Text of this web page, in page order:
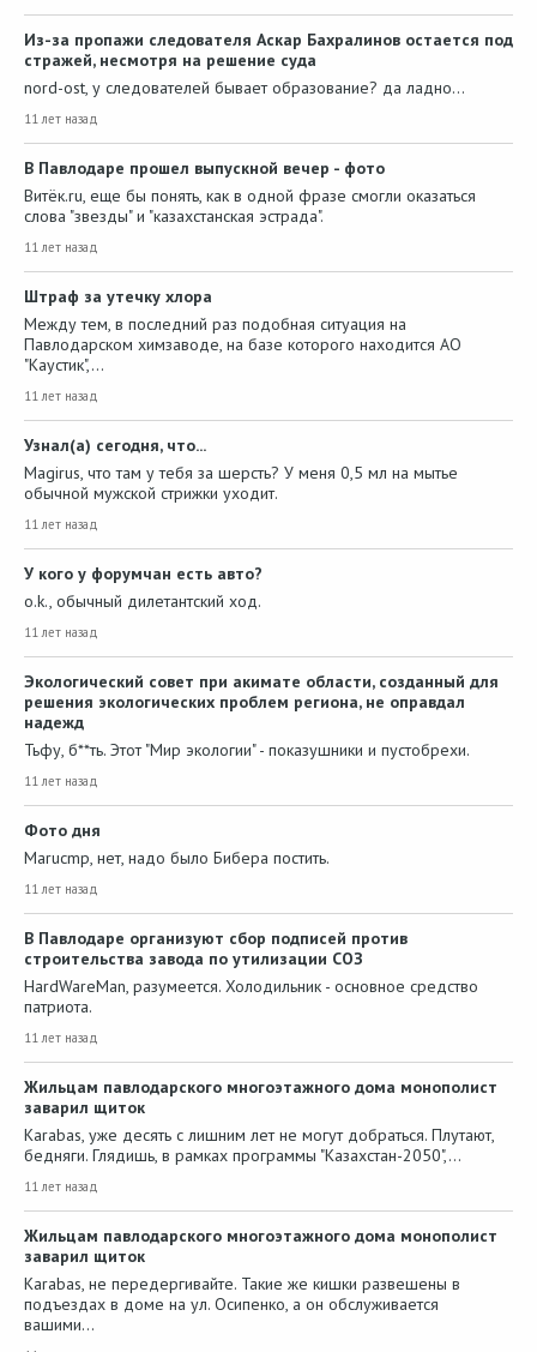
Из-за пропажи следователя Аскар Бахралинов остается под
стражей, несмотря на решение суда
nord-ost, у следователей бывает образование? да ладно...
11 лет назад
В Павлодаре прошел выпускной вечер - фото
Витёк.ru, еще бы понять, как в одной фразе смогли оказаться
слова "звезды" и "казахстанская эстрада".
11 лет назад
Штраф за утечку хлора
Между тем, в последний раз подобная ситуация на
Павлодарском химзаводе, на базе которого находится АО
"Каустик",…
11 лет назад
Узнал(а) сегодня, что...
Magirus, что там у тебя за шерсть? У меня 0,5 мл на мытье
обычной мужской стрижки уходит.
11 лет назад
У кого у форумчан есть авто?
o.k., обычный дилетантский ход.
11 лет назад
Экологический совет при акимате области, созданный для
решения экологических проблем региона, не оправдал
надежд
Тьфу, б**ть. Этот "Мир экологии" - показушники и пустобрехи.
11 лет назад
Фото дня
Marucmp, нет, надо было Бибера постить.
11 лет назад
В Павлодаре организуют сбор подписей против
строительства завода по утилизации СОЗ
HardWareMan, разумеется. Холодильник - основное средство
патриота.
11 лет назад
Жильцам павлодарского многоэтажного дома монополист
заварил щиток
Karabas, уже десять с лишним лет не могут добраться. Плутают,
бедняги. Глядишь, в рамках программы "Казахстан-2050",…
11 лет назад
Жильцам павлодарского многоэтажного дома монополист
заварил щиток
Karabas, не передергивайте. Такие же кишки развешены в
подъездах в доме на ул. Осипенко, а он обслуживается
вашими…